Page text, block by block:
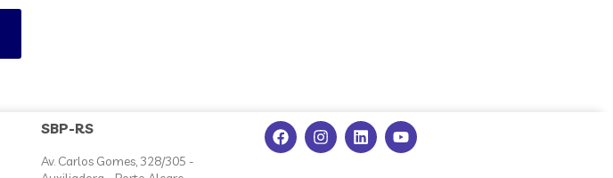
SBP-RS
Av. Carlos Gomes, 328/305 -